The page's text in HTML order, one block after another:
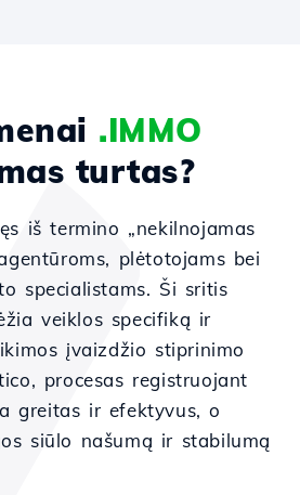
.IMMO
turtas?
iš termino „nekilnojamas
plėtotojams bei
specialistams. Ši sritis
veiklos specifiką ir
įvaizdžio stiprinimo
procesas registruojant
greitas ir efektyvus, o
siūlo našumą ir stabilumą